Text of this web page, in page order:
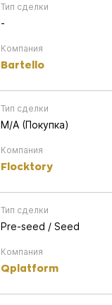
Компания
Bartello
Тип сделки
-
Компания
Flocktory
Тип сделки
M/A (Покупка)
Компания
Qplatform
Тип сделки
Pre-seed / Seed